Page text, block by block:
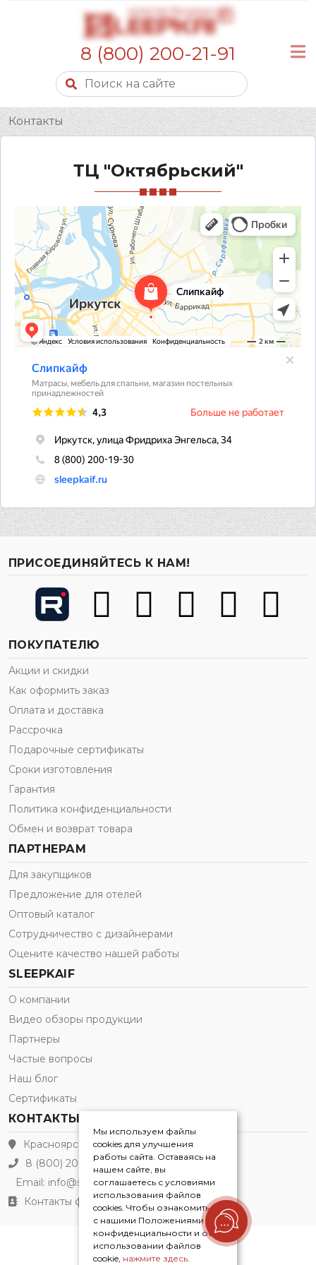
Мы используем файлы
cookies для улучшения
работы сайта. Оставаясь на
нашем сайте, вы
соглашаетесь с условиями
использования файлов
cookies. Чтобы ознакомиться
с нашими Положениями о
конфиденциальности и об
использовании файлов
cookie, нажмите здесь.
8 (800) 200-21-91
Контакты
ТЦ "Октябрьский"
ПРИСОЕДИНЯЙТЕСЬ К НАМ!
ПОКУПАТЕЛЮ
Акции и скидки
Как оформить заказ
Оплата и доставка
Рассрочка
Подарочные сертификаты
Сроки изготовления
Гарантия
Политика конфиденциальности
Обмен и возврат товара
ПАРТНЕРАМ
Для закупщиков
Предложение для отелей
Оптовый каталог
Сотрудничество с дизайнерами
Оцените качество нашей работы
SLEEPKAIF
О компании
Видео обзоры продукции
Партнеры
Частые вопросы
Наш блог
Сертификаты
КОНТАКТЫ
Красноярск
8 (800) 200-21-91
Email: info@sleepkaif.ru
Контакты филиалов
Sleepkaif® 2026